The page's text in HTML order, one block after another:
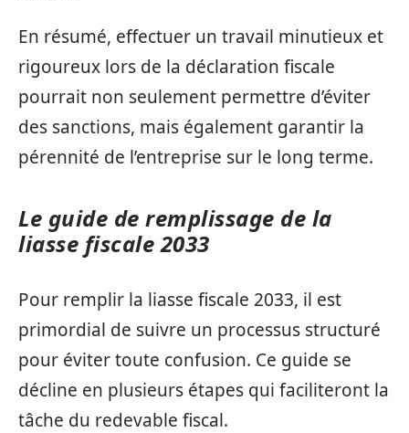
En résumé, effectuer un travail minutieux et
rigoureux lors de la déclaration fiscale
pourrait non seulement permettre d’éviter
des sanctions, mais également garantir la
pérennité de l’entreprise sur le long terme.
Le guide de remplissage de la
liasse fiscale 2033
Pour remplir la liasse fiscale 2033, il est
primordial de suivre un processus structuré
pour éviter toute confusion. Ce guide se
décline en plusieurs étapes qui faciliteront la
tâche du redevable fiscal.